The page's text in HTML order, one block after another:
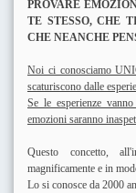
PROVARE
TE STESSO, CHE
CHE NEANCHE
Noi ci conosciamo
scaturiscono dalle
Se le esperienze
emozioni saranno
Questo concetto,
magnificamente e in
Lo si conosce da 2000